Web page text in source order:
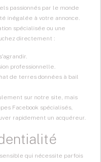
passionnés par le monde
inégalée à votre annonce.
spécialisée ou une
directement :
professionnelle.
de terres données à bail
sur notre site, mais
Facebook spécialisés,
rapidement un acquéreur.
qui nécessite parfois